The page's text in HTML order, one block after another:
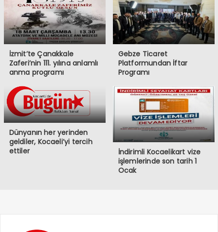
İzmit’te Çanakkale
Zaferi’nin 111. yılına anlamlı
anma programı
Gebze Ticaret
Platformundan İftar
Programı
Dünyanın her yerinden
geldiler, Kocaeli’yi tercih
ettiler
İndirimli Kocaelikart vize
işlemlerinde son tarih 1
Ocak